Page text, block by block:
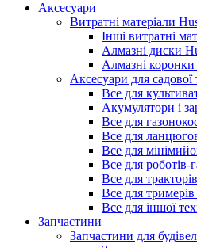
Аксесуари
Витратні матеріали
Інші витратні
Алмазні диски
Алмазні
Аксесуари для садової
Все для
Акумулятори і
Все для
Все для
Все для
Все для роботів-
Все для
Все для
Все для іншої
Запчастини
Запчастини для